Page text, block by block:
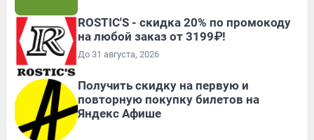
ROSTIC'S - скидка 20% по промокоду
на любой заказ от 3199₽!
До 31 августа, 2026
Получить скидку на первую и
повторную покупку билетов на
Яндекс Афише